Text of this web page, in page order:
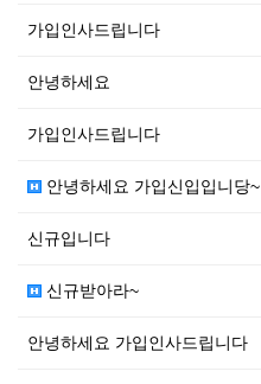
가입인사드립니다
안녕하세요
가입인사드립니다
안녕하세요 가입신입입니당~
신규입니다
신규받아라~
안녕하세요 가입인사드립니다